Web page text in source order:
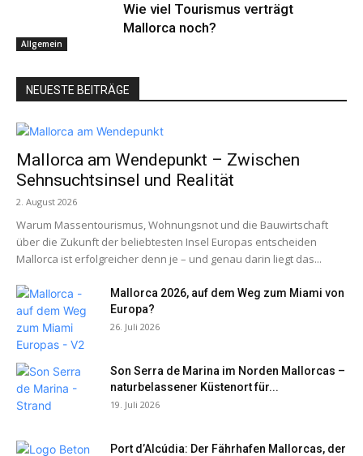
Allgemein
Wie viel Tourismus verträgt
Mallorca noch?
NEUESTE BEITRÄGE
Mallorca am Wendepunkt – Zwischen
Sehnsuchtsinsel und Realität
2. August 2026
Warum Massentourismus, Wohnungsnot und die Bauwirtschaft
über die Zukunft der beliebtesten Insel Europas entscheiden
Mallorca ist erfolgreicher denn je – und genau darin liegt das...
Mallorca 2026, auf dem Weg zum Miami von
Europa?
26. Juli 2026
Son Serra de Marina im Norden Mallorcas –
naturbelassener Küstenort für...
19. Juli 2026
Port d’Alcúdia: Der Fährhafen Mallorcas, der